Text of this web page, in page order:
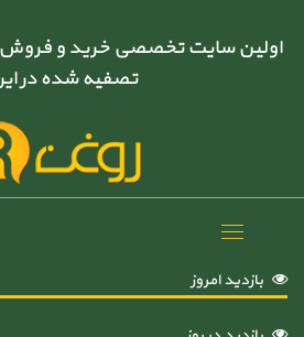
اولین سایت تخصصی خرید و فروش
تصفیه شده در
Toggle
بازدید امروز